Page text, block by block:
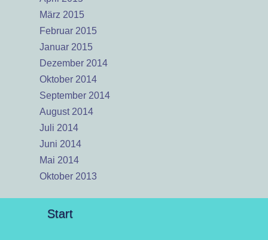
März 2015
Februar 2015
Januar 2015
Dezember 2014
Oktober 2014
September 2014
August 2014
Juli 2014
Juni 2014
Mai 2014
Oktober 2013
Start